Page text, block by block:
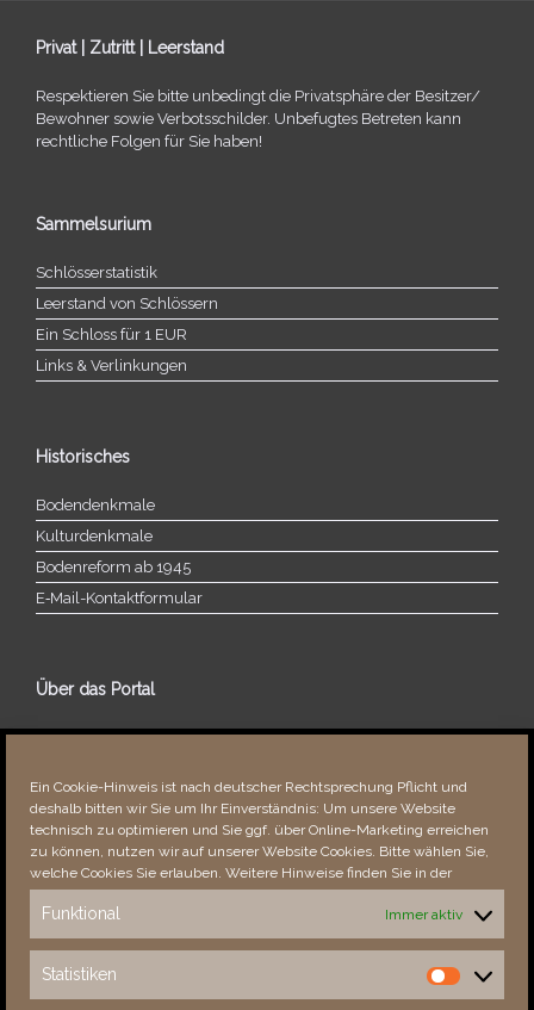
Ein Cookie-Hinweis ist nach deutscher Rechtsprechung Pflicht und
deshalb bitten wir Sie um Ihr Einverständnis: Um unsere Website
technisch zu optimieren und Sie ggf. über Online-Marketing erreichen
zu können, nutzen wir auf unserer Website Cookies. Bitte wählen Sie,
welche Cookies Sie erlauben. Weitere Hinweise finden Sie in der
Funktional Immer aktiv
Statistiken
Statistiken
Privat | Zutritt | Leerstand
Respektieren Sie bitte unbe­dingt die Privatsphäre der Besitzer/​
Bewohner sowie Verbotsschilder. Unbefugtes Betreten kann
recht­li­che Folgen für Sie haben!
Sammelsurium
Schlösserstatistik
Leerstand von Schlössern
Ein Schloss für 1 EUR
Links & Verlinkungen
Historisches
Bodendenkmale
Kulturdenkmale
Bodenreform ab 1945
E‑Mail-​​Kontaktformular
Über das Portal
Über dieses Portal
Fehler bemerkt?
Besucher seit 08/​2021